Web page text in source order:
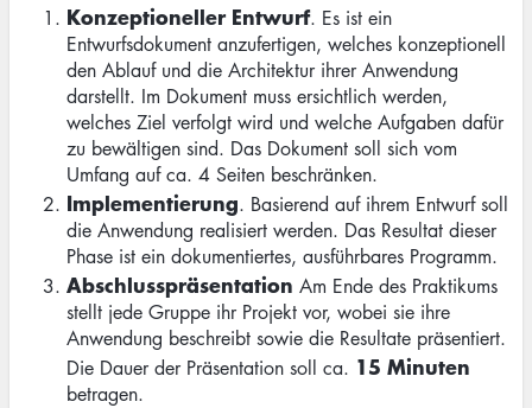
Konzeptioneller Entwurf. Es ist ein
Entwurfsdokument anzufertigen, welches konzeptionell
den Ablauf und die Architektur ihrer Anwendung
darstellt. Im Dokument muss ersichtlich werden,
welches Ziel verfolgt wird und welche Aufgaben dafür
zu bewältigen sind. Das Dokument soll sich vom
Umfang auf ca. 4 Seiten beschränken.
Implementierung. Basierend auf ihrem Entwurf soll
die Anwendung realisiert werden. Das Resultat dieser
Phase ist ein dokumentiertes, ausführbares Programm.
Abschlusspräsentation Am Ende des Praktikums
stellt jede Gruppe ihr Projekt vor, wobei sie ihre
Anwendung beschreibt sowie die Resultate präsentiert.
Die Dauer der Präsentation soll ca. 15 Minuten
betragen.